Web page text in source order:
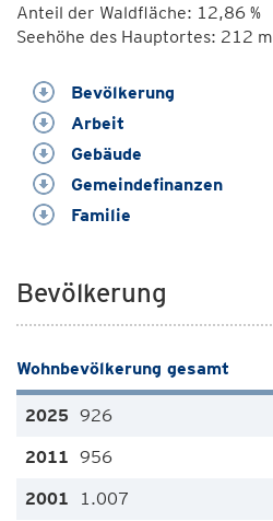
Anteil der Waldfläche: 12,86 %
Seehöhe des Hauptortes: 212 m
Bevölkerung
Arbeit
Gebäude
Gemeindefinanzen
Familie
Bevölkerung
Wohnbevölkerung gesamt
926
956
1.007